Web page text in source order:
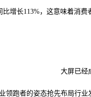
比增长113%，这意味着消
大屏已经
领跑者的姿态抢先布局行业